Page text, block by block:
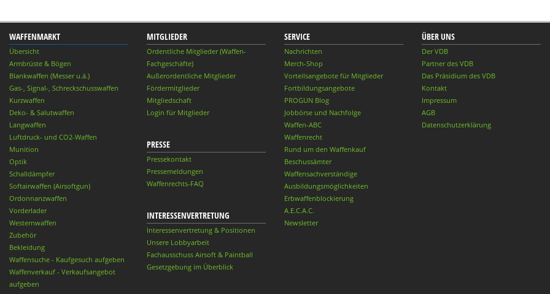
WAFFENMARKT
Übersicht
Armbrüste & Bögen
Blankwaffen (Messer u.ä.)
Gas-, Signal-, Schreckschusswaffen
Kurzwaffen
Deko- & Salutwaffen
Langwaffen
Luftdruck- und CO2-Waffen
Munition
Optik
Schalldämpfer
Softairwaffen (Airsoftgun)
Ordonnanzwaffen
Vorderlader
Westernwaffen
Zubehör
Bekleidung
Waffensuche - Kaufgesuch aufgeben
Waffenverkauf - Verkaufsangebot
aufgeben
MITGLIEDER
Ordentliche Mitglieder (Waffen-
Fachgeschäfte)
Außerordentliche Mitglieder
Fördermitglieder
Mitgliedschaft
Login für Mitglieder
PRESSE
Pressekontakt
Pressemeldungen
Waffenrechts-FAQ
INTERESSENVERTRETUNG
Interessenvertretung & Positionen
Unsere Lobbyarbeit
Fachausschuss Airsoft & Paintball
Gesetzgebung im Überblick
SERVICE
Nachrichten
Merch-Shop
Vorteilsangebote für Mitglieder
Fortbildungsangebote
PROGUN Blog
Jobbörse und Nachfolge
Waffen-ABC
Waffenrecht
Rund um den Waffenkauf
Beschussämter
Waffensachverständige
Ausbildungsmöglichkeiten
Erbwaffenblockierung
A.E.C.A.C.
Newsletter
ÜBER UNS
Der VDB
Partner des VDB
Das Präsidium des VDB
Kontakt
Impressum
AGB
Datenschutzerklärung